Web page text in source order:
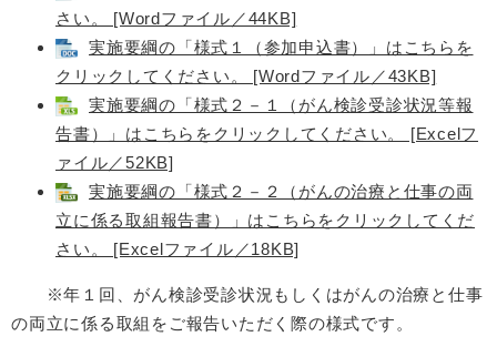
さい。 [Wordファイル／44KB]
実施要綱の「様式１（参加申込書）」はこちらを
クリックしてください。 [Wordファイル／43KB]
実施要綱の「様式２－１（がん検診受診状況等報
告書）」はこちらをクリックしてください。 [Excelフ
ァイル／52KB]
実施要綱の「様式２－２（がんの治療と仕事の両
立に係る取組報告書）」はこちらをクリックしてくだ
さい。 [Excelファイル／18KB]
※年１回、がん検診受診状況もしくはがんの治療と仕事
の両立に係る取組をご報告いただく際の様式です。